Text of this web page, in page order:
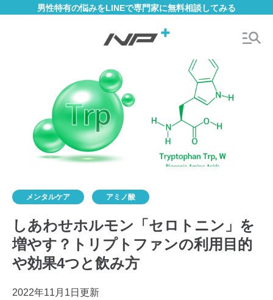
男性特有の悩みをLINEで専門家に無料相談してみる
メンタルケア アミノ酸
しあわせホルモン「セロトニン」を
増やす？トリプトファンの利用目的
や効果4つと飲み方
2022年11月1日更新